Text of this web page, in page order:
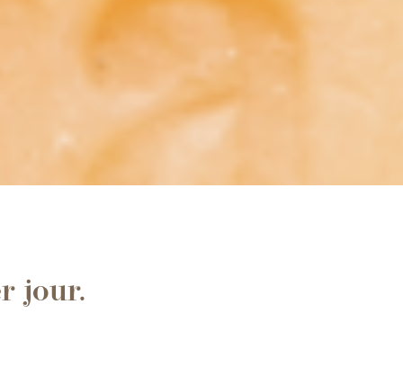
jour.